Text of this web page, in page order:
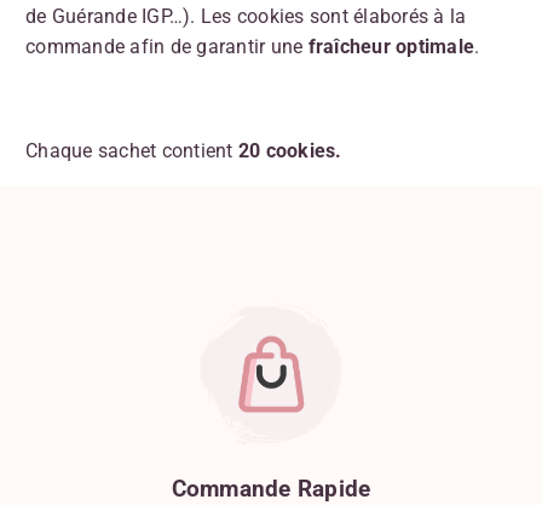
de Guérande IGP…). Les cookies sont élaborés à la
commande afin de garantir une fraîcheur optimale.
Chaque sachet contient 20 cookies.
Commande Rapide